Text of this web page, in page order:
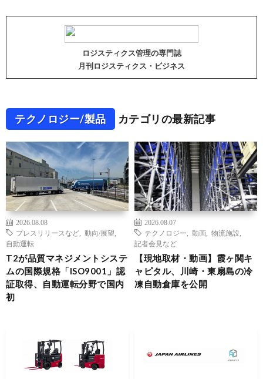
ロジスティクス管理の専門誌
月刊ロジスティクス・ビジネス
テクノロジー/製品 カテゴリの最新記事
2026.08.08
プレスリリースなど
動向/展望
自動運転
T2が品質マネジメントシステ
ムの国際規格「ISO9001」認
証取得、自動運転分野で国内
初
2026.08.07
テクノロジー
動画 物流施設
記者会見など
【現地取材・動画】霞ヶ関キ
ャピタル、川崎・東扇島の冷
凍自動倉庫を公開